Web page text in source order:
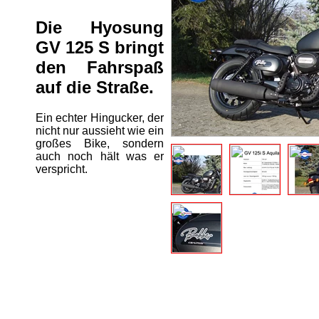
Die Hyosung
GV 125 S bringt
den Fahrspaß
auf die Straße.
Ein echter Hingucker, der
nicht nur aussieht wie ein
großes Bike, sondern
auch noch hält was er
verspricht.